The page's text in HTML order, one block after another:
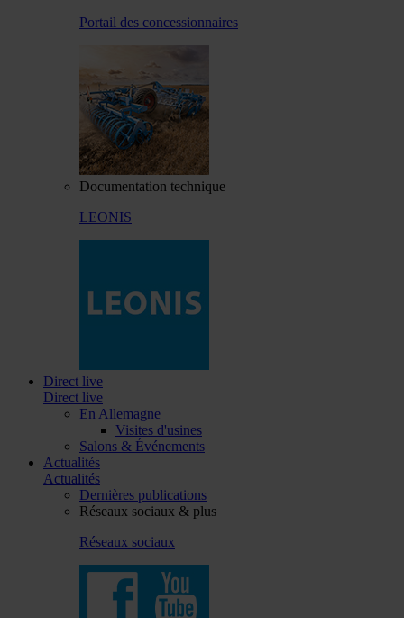
Portail des concessionnaires
Documentation technique
LEONIS
Direct live
Direct live
En Allemagne
Visites d'usines
Salons & Événements
Actualités
Actualités
Dernières publications
Réseaux sociaux & plus
Réseaux sociaux